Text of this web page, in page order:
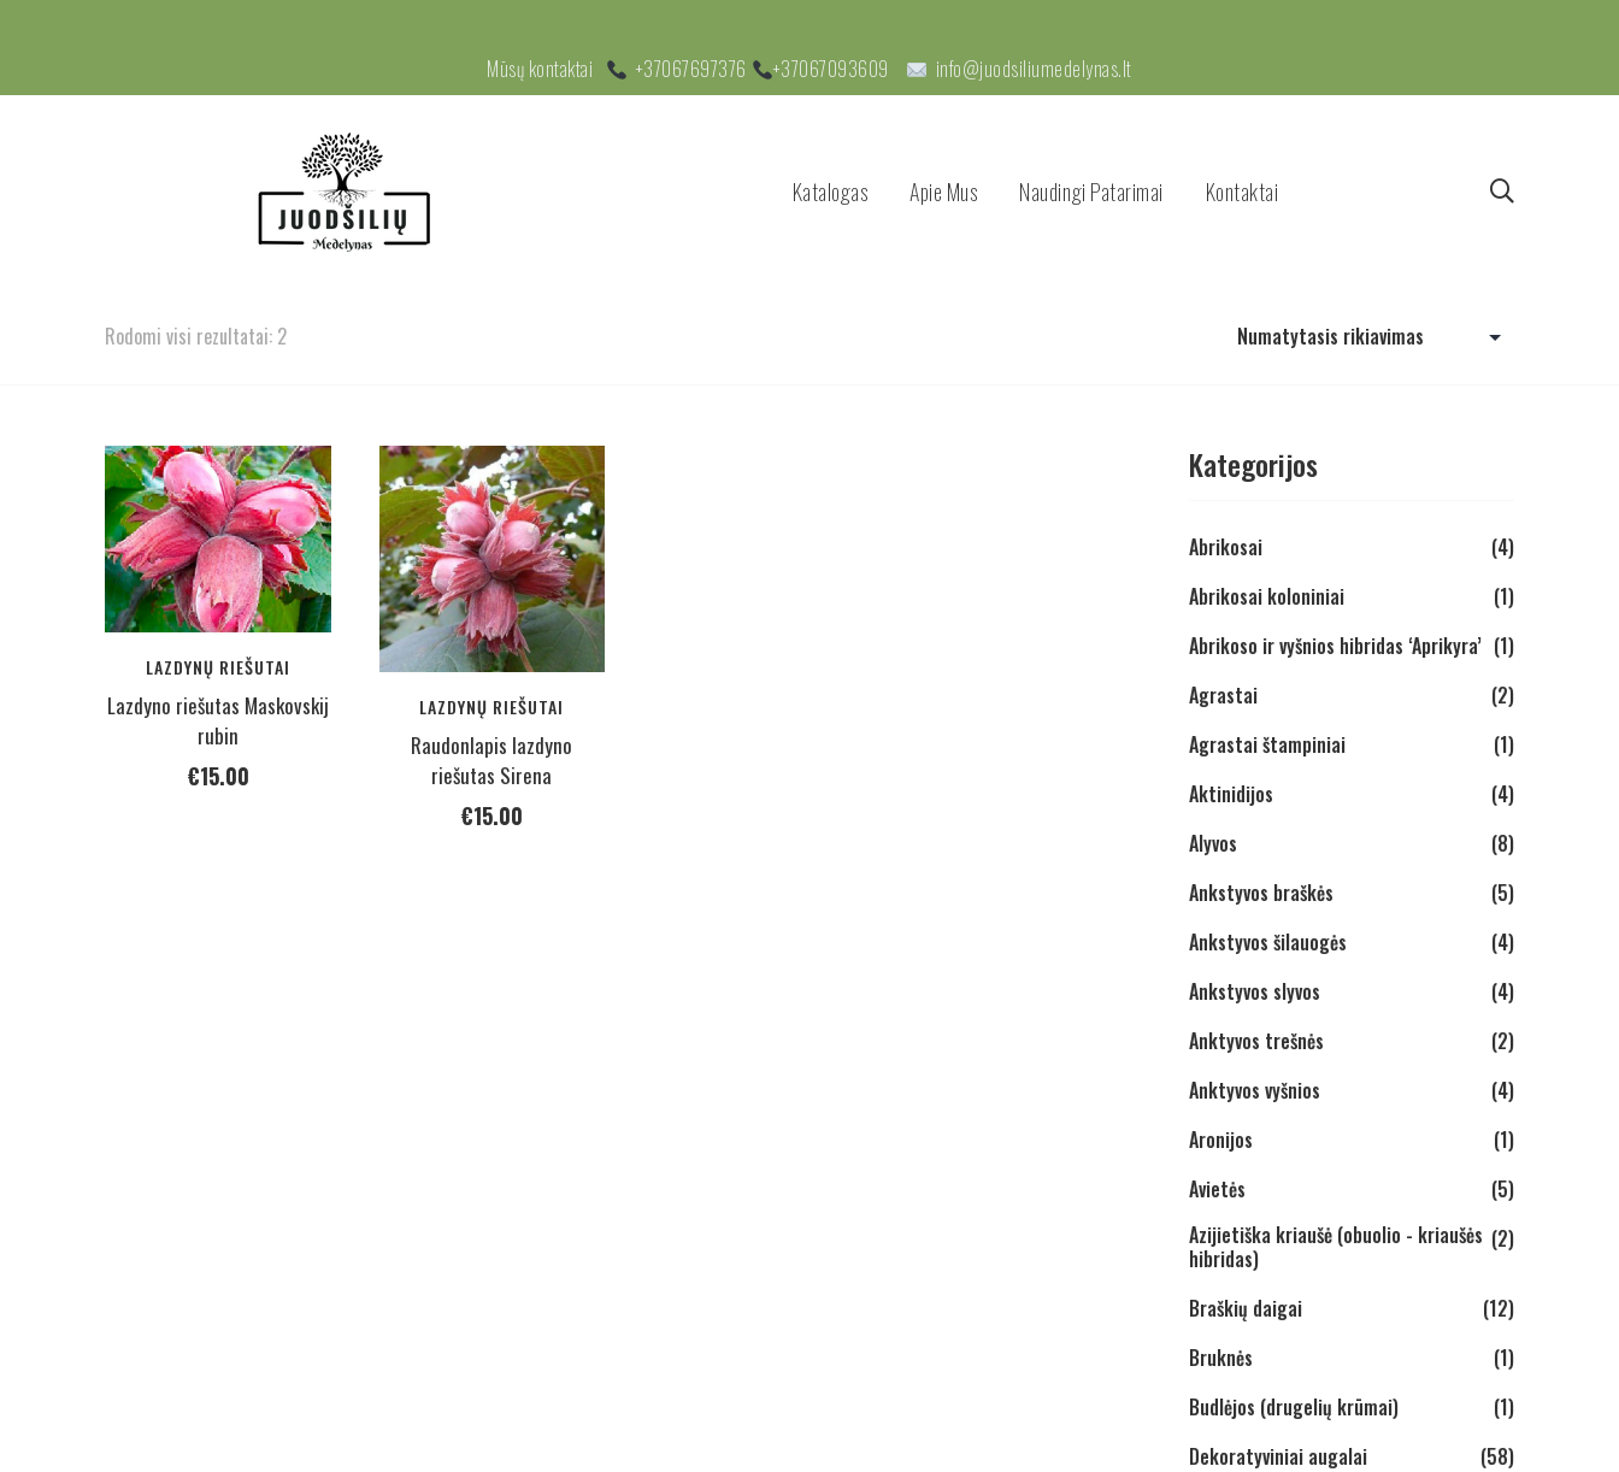
Mūsų kontaktai +37067697376 +37067093609 info@juodsiliumedelynas.lt
Katalogas Apie Mus Naudingi Patarimai Kontaktai
Rodomi visi rezultatai: 2
LAZDYNŲ RIEŠUTAI
Lazdyno riešutas Maskovskij
rubin
€15.00
LAZDYNŲ RIEŠUTAI
Raudonlapis lazdyno
riešutas Sirena
€15.00
Kategorijos
Abrikosai
(4)
Abrikosai koloniniai
(1)
Abrikoso ir vyšnios hibridas ‘Aprikyra’ (1)
Agrastai
(2)
Agrastai štampiniai
(1)
Aktinidijos
(4)
Alyvos
(8)
Ankstyvos braškės
(5)
Ankstyvos šilauogės
(4)
Ankstyvos slyvos
(4)
Anktyvos trešnės
(2)
Anktyvos vyšnios
(4)
Aronijos
(1)
Avietės
(5)
Azijietiška kriaušė (obuolio - kriaušės
hibridas)
(2)
Braškių daigai
(12)
Bruknės
(1)
Budlėjos (drugelių krūmai)
(1)
Dekoratyviniai augalai
(58)